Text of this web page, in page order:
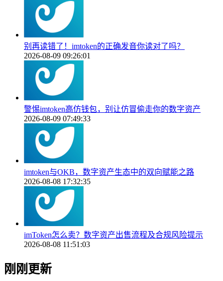
别再读错了！imtoken的正确发音你读对了吗？
2026-08-09 09:26:01
警惕imtoken高仿钱包，别让仿冒偷走你的数字资产
2026-08-09 07:49:33
imtoken与OKB，数字资产生态中的双向赋能之路
2026-08-08 17:32:35
imToken怎么卖？数字资产出售流程及合规风险提示
2026-08-08 11:51:03
刚刚更新